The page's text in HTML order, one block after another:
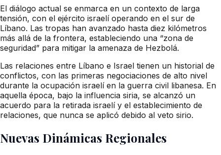
El diálogo actual se enmarca en un contexto de larga
tensión, con el ejército israelí operando en el sur de
Líbano. Las tropas han avanzado hasta diez kilómetros
más allá de la frontera, estableciendo una “zona de
seguridad” para mitigar la amenaza de Hezbolá.
Las relaciones entre Líbano e Israel tienen un historial de
conflictos, con las primeras negociaciones de alto nivel
durante la ocupación israelí en la guerra civil libanesa. En
aquella época, bajo la influencia siria, se alcanzó un
acuerdo para la retirada israelí y el establecimiento de
relaciones, que nunca se aplicó debido al veto sirio.
Nuevas Dinámicas Regionales